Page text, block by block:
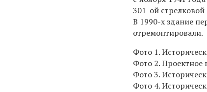
301-ой
В 1990-х здание
отремонтировали.
Фото 1.
Фото 2. Проектное
Фото 3.
Фото 4.